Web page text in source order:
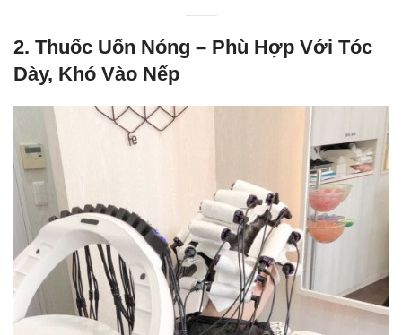
2. Thuốc Uốn Nóng – Phù Hợp Với Tóc
Dày, Khó Vào Nếp